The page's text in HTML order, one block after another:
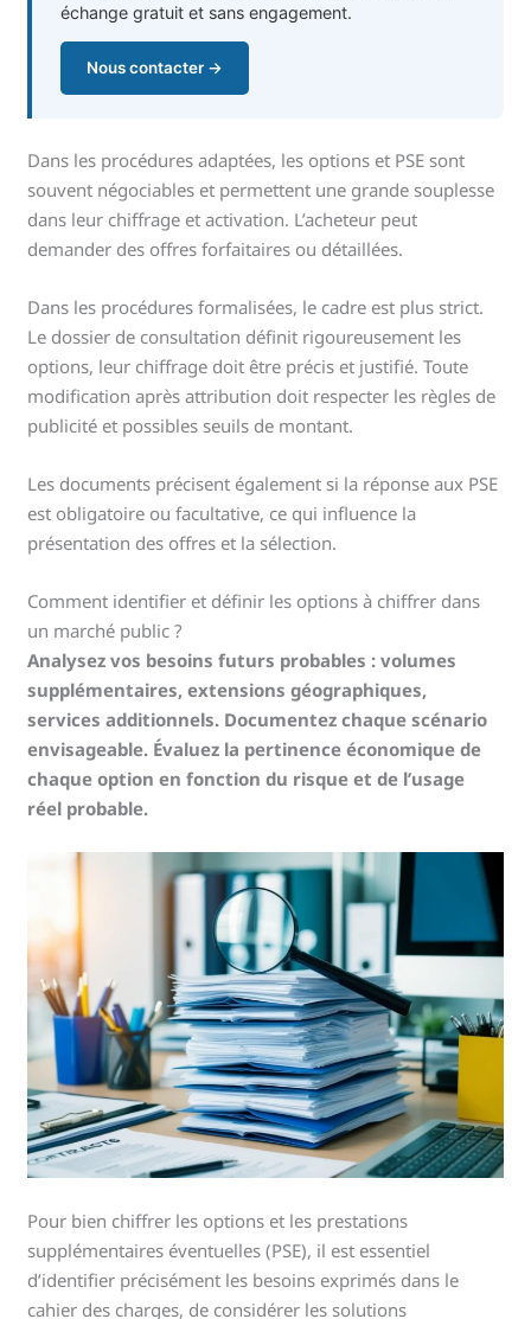
échange gratuit et sans engagement.
Nous contacter →
Dans les procédures adaptées, les options et PSE sont
souvent négociables et permettent une grande souplesse
dans leur chiffrage et activation. L’acheteur peut
demander des offres forfaitaires ou détaillées.
Dans les procédures formalisées, le cadre est plus strict.
Le dossier de consultation définit rigoureusement les
options, leur chiffrage doit être précis et justifié. Toute
modification après attribution doit respecter les règles de
publicité et possibles seuils de montant.
Les documents précisent également si la réponse aux PSE
est obligatoire ou facultative, ce qui influence la
présentation des offres et la sélection.
Comment identifier et définir les options à chiffrer dans
un marché public ?
Analysez vos besoins futurs probables : volumes
supplémentaires, extensions géographiques,
services additionnels. Documentez chaque scénario
envisageable. Évaluez la pertinence économique de
chaque option en fonction du risque et de l’usage
réel probable.
Pour bien chiffrer les options et les prestations
supplémentaires éventuelles (PSE), il est essentiel
d’identifier précisément les besoins exprimés dans le
cahier des charges, de considérer les solutions